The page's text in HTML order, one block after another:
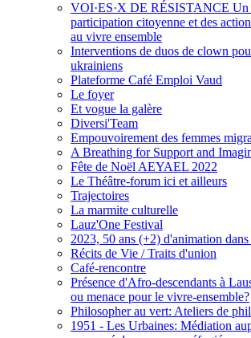
VOI·ES·X DE RÉSISTANCE Un
participation citoyenne et des
au vivre ensemble
Interventions de duos de clown
ukrainiens
Plateforme Café Emploi Vaud
Le foyer
Et vogue la galère
Diversi'Team
Empouvoirement des femmes
A Breathing for Support and
Fête de Noël AEYAEL 2022
Le Théâtre-forum ici et ailleurs
Trajectoires
La marmite culturelle
Lauz'One Festival
2023, 50 ans (+2) d'animation
Récits de Vie / Traits d'union
Café-rencontre
Présence d'Afro-descendants à
ou menace pour le vivre-ensemble?
Philosopher au vert: Ateliers de
1951 - Les Urbaines: Médiation